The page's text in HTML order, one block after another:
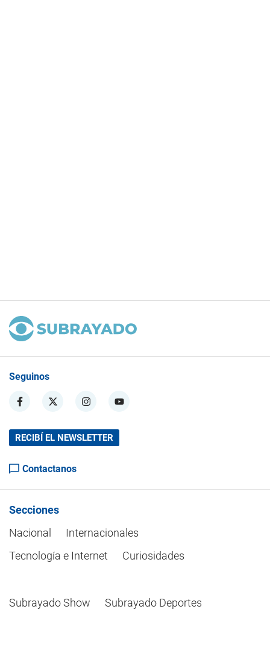
Seguinos
RECIBÍ EL NEWSLETTER
Contactanos
Secciones
Nacional
Internacionales
Tecnología e Internet
Curiosidades
Subrayado Show Subrayado Deportes